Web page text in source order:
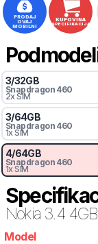
PRODAJ
OVAJ
MOBILNI
KUPOVINA
SPECIFIKACIJA
3/32GB
Snapdragon 460
2x SIM
3/64GB
Snapdragon 460
1x SIM
4/64GB
Snapdragon 460
1x SIM
Nokia 3.4
Model